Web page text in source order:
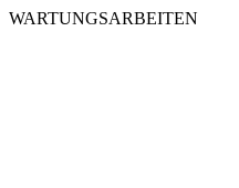
WARTUNGSARBEITEN